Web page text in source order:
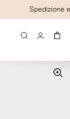
Spedizione